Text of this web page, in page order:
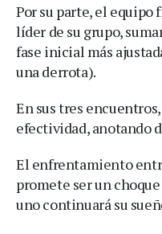
Por su parte, el equipo
líder de su grupo,
fase inicial más
una derrota).
En sus tres
efectividad, anotando
El enfrentamiento
promete ser un
uno continuará su